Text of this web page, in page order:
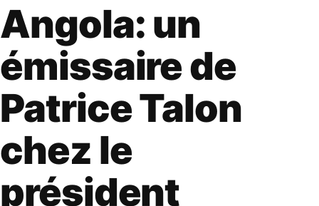
Angola: un
émissaire de
Patrice Talon
chez le
président